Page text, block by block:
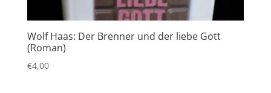
Wolf Haas: Der Brenner und der liebe Gott
(Roman)
€4,00